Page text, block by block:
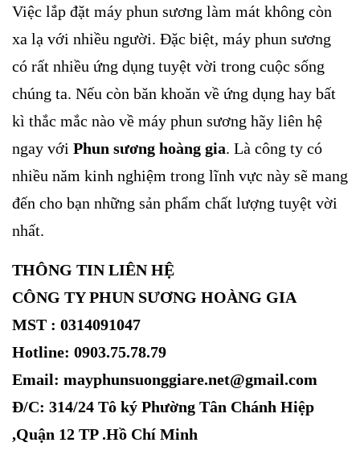
Việc lắp đặt máy phun sương làm mát không còn
xa lạ với nhiều người. Đặc biệt, máy phun sương
có rất nhiều ứng dụng tuyệt vời trong cuộc sống
chúng ta. Nếu còn băn khoăn về ứng dụng hay bất
kì thắc mắc nào về máy phun sương hãy liên hệ
ngay với Phun sương hoàng gia. Là công ty có
nhiều năm kinh nghiệm trong lĩnh vực này sẽ mang
đến cho bạn những sản phẩm chất lượng tuyệt vời
nhất.
THÔNG TIN LIÊN HỆ
CÔNG TY PHUN SƯƠNG HOÀNG GIA
MST : 0314091047
Hotline: 0903.75.78.79
Email: mayphunsuonggiare.net@gmail.com
Đ/C: 314/24 Tô ký Phường Tân Chánh Hiệp
,Quận 12 TP .Hồ Chí Minh